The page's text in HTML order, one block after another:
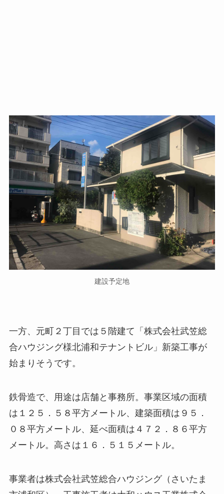
建設予定地
一方、元町２丁目では５階建て「株式会社武笠総
合ハウジング様北浦和テナントビル」新築工事が
始まりそうです。
鉄骨造で、用途は店舗と事務所。事業区域の面積
は１２５．５８平方メートル、建築面積は９５．
０８平方メートル、延べ面積は４７２．８６平方
メートル。高さは１６．５１５メートル。
事業者は株式会社武笠総合ハウジング（さいたま